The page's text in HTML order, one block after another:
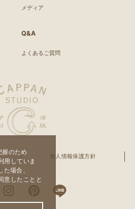
のため
用していま
場合、
意したことと
メディア
Q&A
よくあるご質問
個人情報保護方針